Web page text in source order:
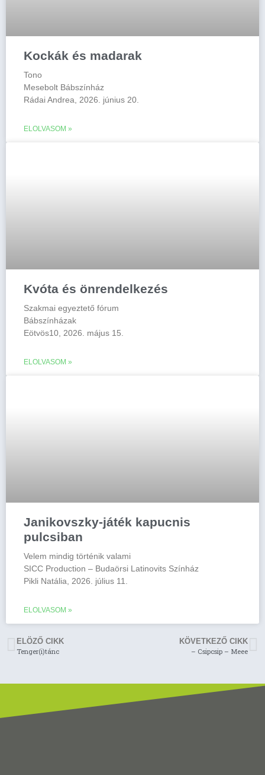
Kockák és madarak
Tono
Mesebolt Bábszínház
Rádai Andrea, 2026. június 20.
ELOLVASOM »
Kvóta és önrendelkezés
Szakmai egyeztető fórum
Bábszínházak
Eötvös10, 2026. május 15.
ELOLVASOM »
Janikovszky-játék kapucnis
pulcsiban
Velem mindig történik valami
SICC Production – Budaörsi Latinovits Színház
Pikli Natália, 2026. július 11.
ELOLVASOM »
ELÖZŐ CIKK
Tenger(i)tánc
KÖVETKEZŐ CIKK
– Csipcsip – Meee